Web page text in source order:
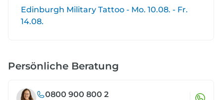
Edinburgh Military Tattoo - Mo. 10.08. - Fr.
14.08.
Persönliche Beratung
0800 900 800 2